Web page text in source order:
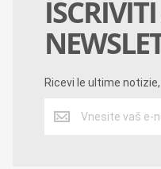
Ricevi le ultime